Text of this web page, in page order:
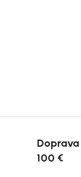
100 €